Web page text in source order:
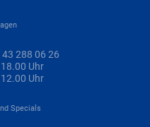
288 06 26
Uhr
Uhr
Specials